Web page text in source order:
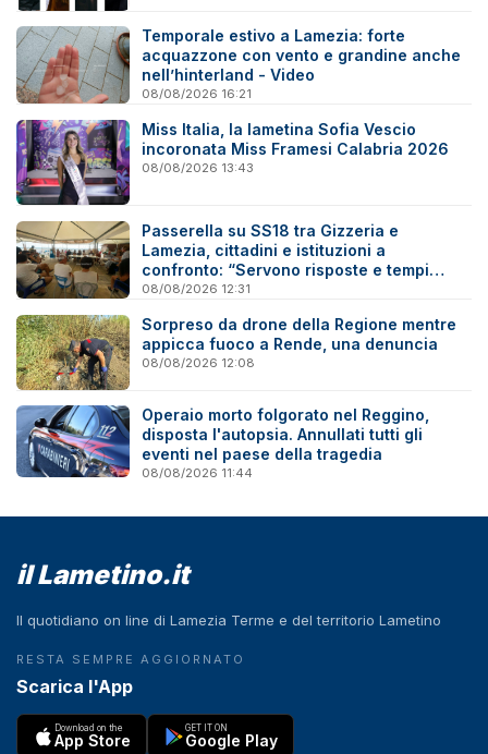
Temporale estivo a Lamezia: forte
acquazzone con vento e grandine anche
nell’hinterland - Video
08/08/2026 16:21
Miss Italia, la lametina Sofia Vescio
incoronata Miss Framesi Calabria 2026
08/08/2026 13:43
Passerella su SS18 tra Gizzeria e
Lamezia, cittadini e istituzioni a
confronto: “Servono risposte e tempi
certi”
08/08/2026 12:31
Sorpreso da drone della Regione mentre
appicca fuoco a Rende, una denuncia
08/08/2026 12:08
Operaio morto folgorato nel Reggino,
disposta l'autopsia. Annullati tutti gli
eventi nel paese della tragedia
08/08/2026 11:44
il Lametino.it
Il quotidiano on line di Lamezia Terme e del territorio Lametino
RESTA SEMPRE AGGIORNATO
Scarica l'App
Download on the
App Store
GET IT ON
Google Play